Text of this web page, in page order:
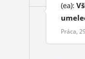
(ea):
Práca,